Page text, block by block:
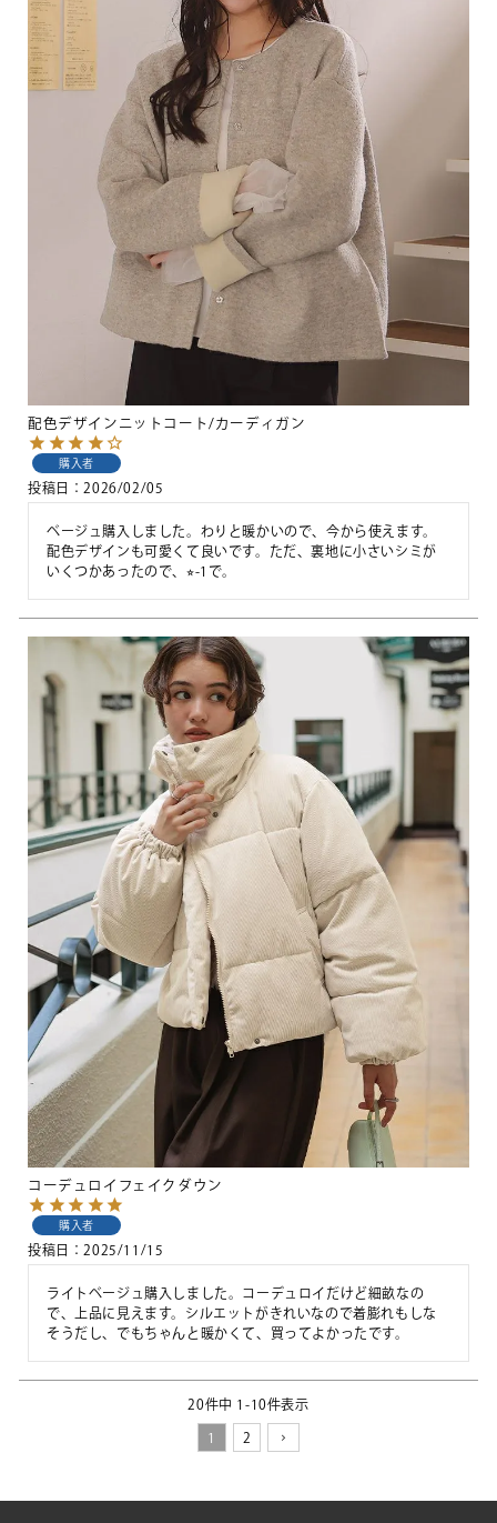
配色デザインニットコート/カーディガン
購入者
投稿日 2026/02/05
ベージュ購入しました。わりと暖かいので、今から使えます。
配色デザインも可愛くて良いです。ただ、裏地に小さいシミが
いくつかあったので、⭐︎-1で。
コーデュロイフェイクダウン
購入者
投稿日 2025/11/15
ライトベージュ購入しました。コーデュロイだけど細畝なの
で、上品に見えます。シルエットがきれいなので着膨れもしな
そうだし、でもちゃんと暖かくて、買ってよかったです。
20件中 1 -10件表示
1 2